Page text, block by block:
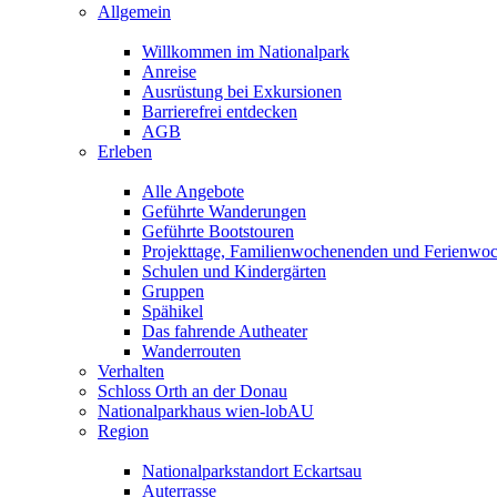
Allgemein
Willkommen im Nationalpark
Anreise
Ausrüstung bei Exkursionen
Barrierefrei entdecken
AGB
Erleben
Alle Angebote
Geführte Wanderungen
Geführte Bootstouren
Projekttage, Familienwochenenden und
Schulen und Kindergärten
Gruppen
Spähikel
Das fahrende Autheater
Wanderrouten
Verhalten
Schloss Orth an der Donau
Nationalparkhaus wien-lobAU
Region
Nationalparkstandort Eckartsau
Auterrasse